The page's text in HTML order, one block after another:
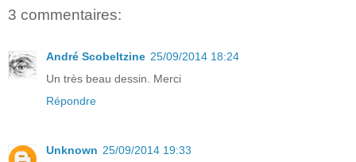
3 commentaires:
André Scobeltzine 25/09/2014 18:24
Un très beau dessin. Merci
Répondre
Unknown 25/09/2014 19:33